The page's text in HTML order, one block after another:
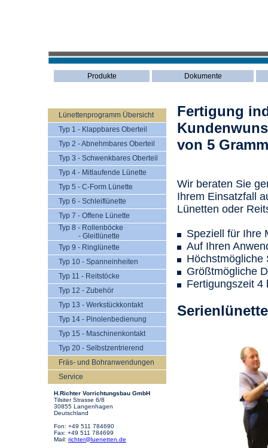
Produkte Dokumente
Lünettenprogramm Übersicht
Typ 1 - Klappbares Oberteil
Typ 2 - Abnehmbares Oberteil
Typ 3 - Schwenkbares Oberteil
Typ 4 - Mitlaufende Lünette
Typ 5 - C-Form Lünette
Typ 6 - Schleiflünette
Typ 7 - Offene Lünette
Typ 8 - Rollenböcke
- Gleitlünette
Typ 9 - Ringlünette
Typ 10 - Spanneinheiten
Typ 11 - Reitstöcke
Typ 12 - Zubehör
Typ 13 - Werkstückkontakt
Typ 14 - Pinolenbedienung
Typ 15 - Maschinenkontakt
Typ 20 - Selbstzentrierend
Fräs- und Bohranwendungen
Service
H.Richter Vorrichtungsbau GmbH
Tilsiter Strasse 6/8
30855 Langenhagen
Deutschland
Fon: +49 511 784690
Fax: +49 511 784699
Mail: richter@luenetten.de
Fertigung
von 5
Wir beraten Sie
Ihrem Einsatzfall
Lünetten oder
Speziell für Ihre
Auf Ihren
Höchstmögliche
Größtmögliche
Fertigungszeit 4